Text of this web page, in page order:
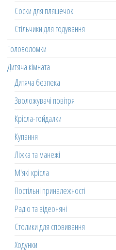
Соски для пляшечок
Стільчики для годування
Головоломки
Дитяча кімната
Дитяча безпека
Зволожувачі повітря
Крісла-гойдалки
Купання
Ліжка та манежі
М'які крісла
Постільні приналежності
Радіо та відеоняні
Столики для сповивання
Ходунки